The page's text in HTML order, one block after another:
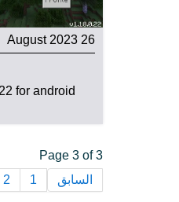
26 August 2023
for android
Page 3 of 3
السابق
1
2